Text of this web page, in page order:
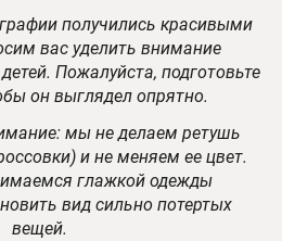
получились красивыми
вас уделить внимание
Пожалуйста, подготовьте
он выглядел опрятно.
мы не делаем ретушь
и не меняем ее цвет.
глажкой одежды
вид сильно потертых
вещей.